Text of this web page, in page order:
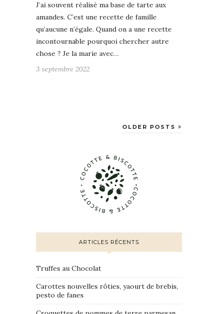
J’ai souvent réalisé ma base de tarte aux
amandes. C’est une recette de famille
qu’aucune n’égale. Quand on a une recette
incontournable pourquoi chercher autre
chose ? Je la marie avec…
3 septembre 2022
OLDER POSTS
ARTICLES RÉCENTS
Truffes au Chocolat
Carottes nouvelles rôties, yaourt de brebis,
pesto de fanes